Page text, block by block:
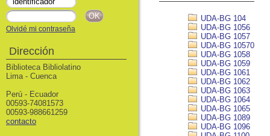
UDA-BG 104
UDA-BG 1056
UDA-BG 1057
UDA-BG 10570
UDA-BG 1058
UDA-BG 1059
UDA-BG 1061
UDA-BG 1062
UDA-BG 1063
UDA-BG 1064
UDA-BG 1065
UDA-BG 1089
UDA-BG 1096
Olvidé mi contraseña
Dirección
Biblioteca Bibliolatino
Lima - Cuenca
Perú - Ecuador
00593-74081573
00593-988661259
contacto